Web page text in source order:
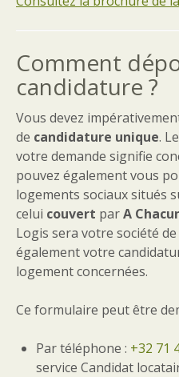
Comment
candidature ?
Vous devez
de candidature unique.
votre demande signifie
pouvez également vous
logements sociaux situés
celui couvert parA
Logis sera votre société
également votre
logement concernées.
Ce formulaire peut être
Par téléphone : +32 71
service Candidat